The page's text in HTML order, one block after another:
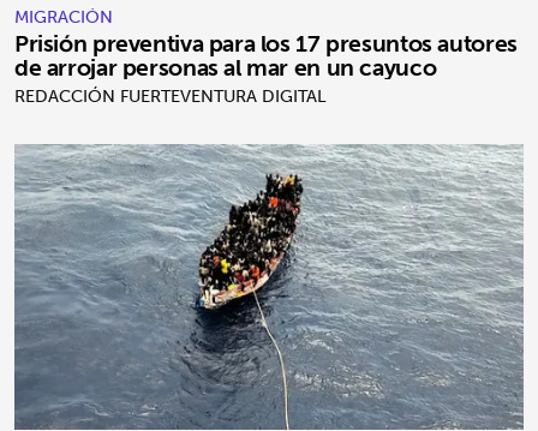
MIGRACIÓN
Prisión preventiva para los 17 presuntos autores
de arrojar personas al mar en un cayuco
REDACCIÓN FUERTEVENTURA DIGITAL